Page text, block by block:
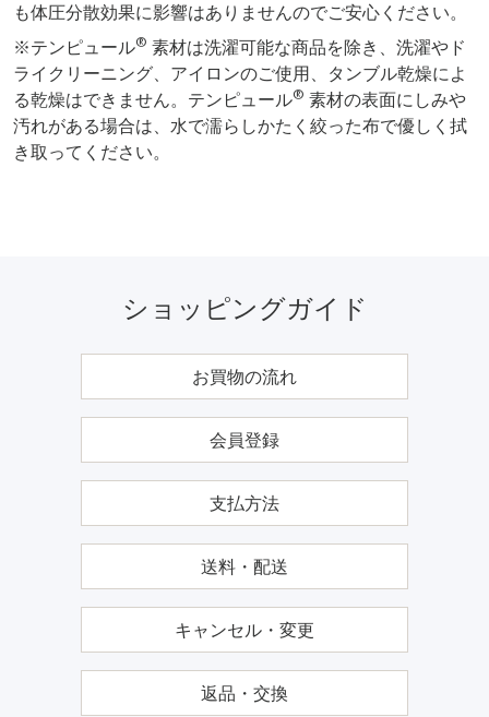
も体圧分散効果に影響はありませんのでご安心ください。
※テンピュール® 素材は洗濯可能な商品を除き、洗濯やド
ライクリーニング、アイロンのご使用、タンブル乾燥によ
る乾燥はできません。テンピュール® 素材の表面にしみや
汚れがある場合は、水で濡らしかたく絞った布で優しく拭
き取ってください。
ショッピングガイド
お買物の流れ
会員登録
支払方法
送料・配送
キャンセル・変更
返品・交換